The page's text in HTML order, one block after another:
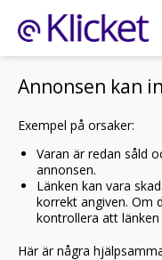
Annonsen kan
Exempel på orsaker:
Varan är redan såld
annonsen.
Länken kan vara
korrekt angiven. Om
kontrollera att länken
Här är några